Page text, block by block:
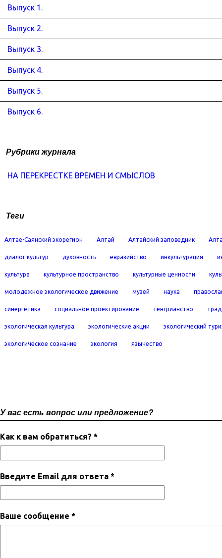
Выпуск 1.
Выпуск 2.
Выпуск 3.
Выпуск 4.
Выпуск 5.
Выпуск 6.
Рубрики журнала
НА ПЕРЕКРЕСТКЕ ВРЕМЕН И СМЫСЛОВ
Теги
Алтае-Саянский экорегион Алтай Алтайский заповедник
диалог культур духовность евразийство инкультурация
культура культурное пространство культурные ценности
молодежное экологическое движение музей наука
синергетика социальное проектирование тенгрианство
экологическая культура экологические акции экологический
экологическое сознание экология язычество
У вас есть вопрос или предложение?
Как к вам обратиться? *
Введите Email для ответа *
Ваше сообщение *